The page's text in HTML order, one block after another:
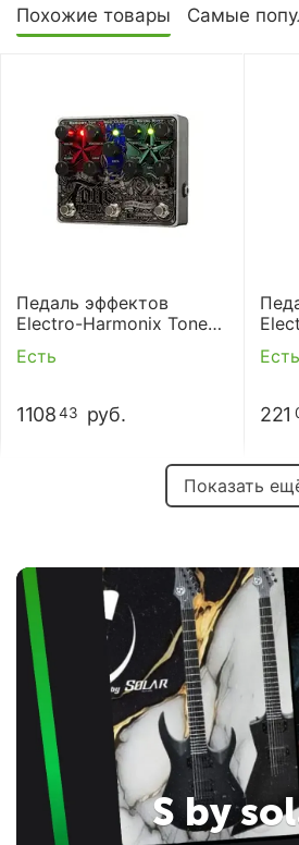
Похожие товары Самые
Педаль эффектов
Electro-Harmonix Tone
Tattoo
Есть
1108 43 руб.
Muff
Есть
221
Показать
S by